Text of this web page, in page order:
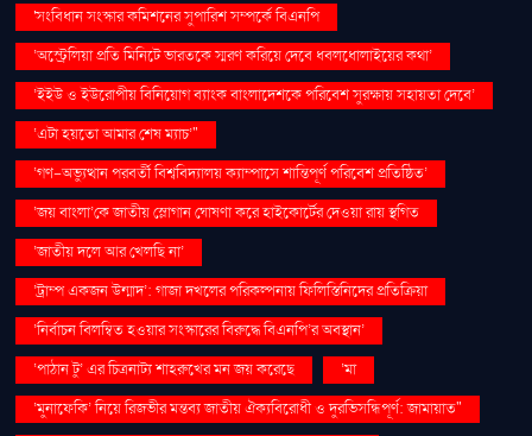
'সংবিধান সংস্কার কমিশনের সুপারিশ সম্পর্কে বিএনপি
‘অস্ট্রেলিয়া প্রতি মিনিটে ভারতকে স্মরণ করিয়ে দেবে ধবলধোলাইয়ের কথা’
‘ইইউ ও ইউরোপীয় বিনিয়োগ ব্যাংক বাংলাদেশকে পরিবেশ সুরক্ষায় সহায়তা দেবে’
‘এটা হয়তো আমার শেষ ম্যাচ’"
‘গণ–অভ্যুত্থান পরবর্তী বিশ্ববিদ্যালয় ক্যাম্পাসে শান্তিপূর্ণ পরিবেশ প্রতিষ্ঠিত’
‘জয় বাংলা’কে জাতীয় স্লোগান ঘোষণা করে হাইকোর্টের দেওয়া রায় স্থগিত
‘জাতীয় দলে আর খেলছি না’
‘ট্রাম্প একজন উন্মাদ’: গাজা দখলের পরিকল্পনায় ফিলিস্তিনিদের প্রতিক্রিয়া
‘নির্বাচন বিলম্বিত হওয়ার সংস্কারের বিরুদ্ধে বিএনপি’র অবস্থান’
‘পাঠান টু’ এর চিত্রনাট্য শাহরুখের মন জয় করেছে
‘মা
‘মুনাফেকি’ নিয়ে রিজভীর মন্তব্য জাতীয় ঐক্যবিরোধী ও দুরভিসন্ধিপূর্ণ: জামায়াত"